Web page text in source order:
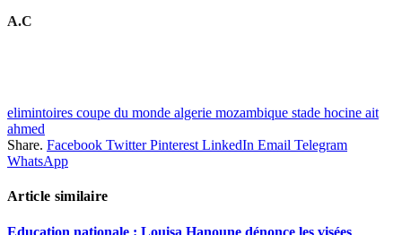
A.C
elimintoires coupe du monde algerie mozambique stade hocine ait
ahmed
Share. Facebook Twitter Pinterest LinkedIn Email Telegram
WhatsApp
Article similaire
Education nationale : Louisa Hanoune dénonce les visées